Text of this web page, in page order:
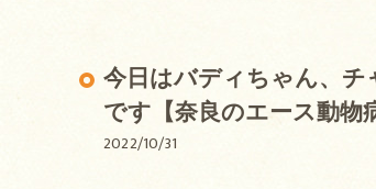
今日はバディちゃん、
です【奈良のエース動物
2022/10/31